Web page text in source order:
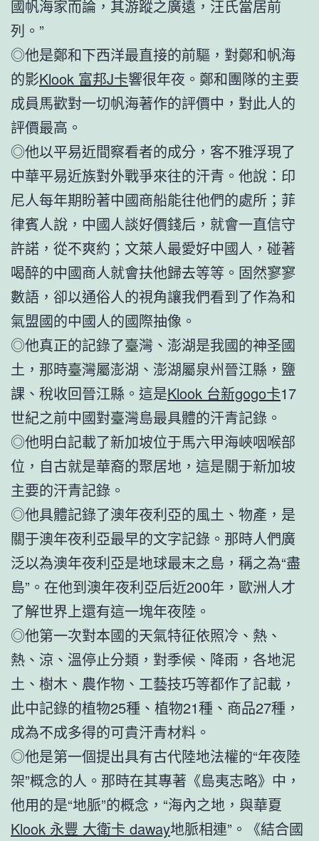
國帆海家而論，其游蹤之廣遠，汪氏當居前
列。”
◎他是鄭和下西洋最直接的前驅，對鄭和帆海
的影Klook 富邦J卡響很年夜。鄭和團隊的主要
成員馬歡對一切帆海著作的評價中，對此人的
評價最高。
◎他以平易近間察看者的成分，客不雅浮現了
中華平易近族對外戰爭來往的汗青。他說：印
尼人每年期盼著中國商船能往他們的處所；菲
律賓人說，中國人談好價錢后，就會一直信守
許諾，從不爽約；文萊人最愛好中國人，碰著
喝醉的中國商人就會扶他歸去等等。固然寥寥
數語，卻以通俗人的視角讓我們看到了作為和
氣盟國的中國人的國際抽像。
◎他真正的記錄了臺灣、澎湖是我國的神圣國
土，那時臺灣屬澎湖、澎湖屬泉州晉江縣，鹽
課、稅收回晉江縣。這是Klook 台新gogo卡17
世紀之前中國對臺灣島最具體的汗青記錄。
◎他明白記載了新加坡位于馬六甲海峽咽喉部
位，自古就是華裔的聚居地，這是關于新加坡
主要的汗青記錄。
◎他具體記錄了澳年夜利亞的風土、物產，是
關于澳年夜利亞最早的文字記錄。那時人們廣
泛以為澳年夜利亞是地球最末之島，稱之為“盡
島”。在他到澳年夜利亞后近200年，歐洲人才
了解世界上還有這一塊年夜陸。
◎他第一次對本國的天氣特征依照冷、熱、
熱、涼、溫停止分類，對季候、降雨，各地泥
土、樹木、農作物、工藝技巧等都作了記載，
此中記錄的植物25種、植物21種、商品27種，
成為不成多得的可貴汗青材料。
◎他是第一個提出具有古代陸地法權的“年夜陸
架”概念的人。那時在其專著《島夷志略》中，
他用的是“地脈”的概念，“海內之地，與華夏
Klook 永豐 大衛卡 daway地脈相連”。《結合國